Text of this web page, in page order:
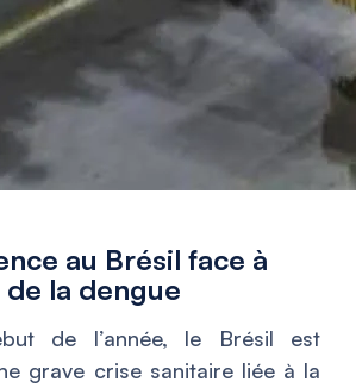
au Brésil face à
de la dengue
de l’année, le Brésil est
grave crise sanitaire liée à la